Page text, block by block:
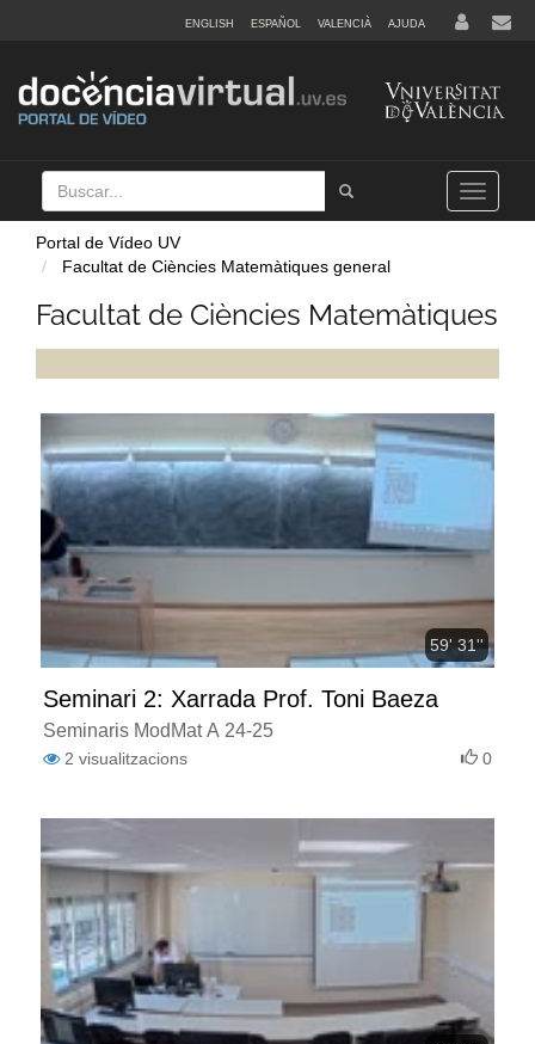
ENGLISH ESPAÑOL VALENCIÀ AJUDA
Buscar
Tramet
Toggle
navigation
Portal de Vídeo UV
Facultat de Ciències Matemàtiques general
Facultat de Ciències Matemàtiques
59' 31''
Seminari 2: Xarrada Prof. Toni Baeza
Seminaris ModMat A 24-25
2 visualitzacions 0